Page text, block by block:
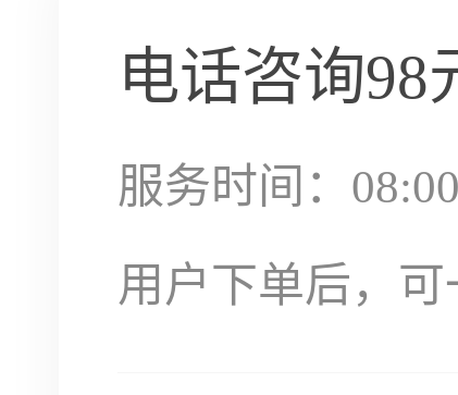
电话咨询98
服务时间：
用户下单后，